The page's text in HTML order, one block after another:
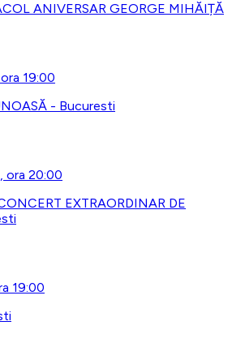
ANIVERSAR GEORGE MIHĂIȚĂ
19:00
- Bucuresti
ora 20:00
EXTRAORDINAR DE
19:00